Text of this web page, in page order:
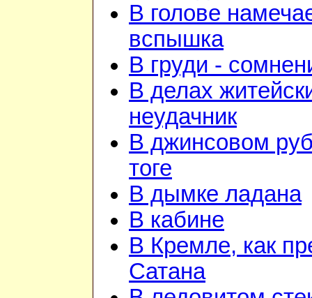
В голове
вспышка
В груди -
В делах
неудачник
В джинсовом
тоге
В дымке ладана
В кабине
В Кремле, как
Сатана